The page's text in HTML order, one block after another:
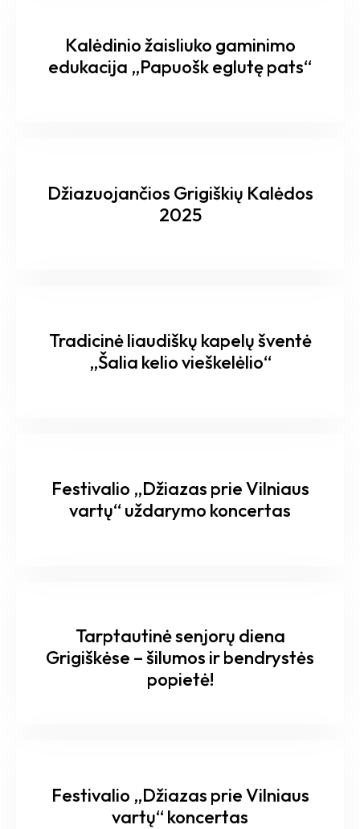
Kalėdinio žaisliuko gaminimo
edukacija „Papuošk eglutę pats“
Džiazuojančios Grigiškių Kalėdos
2025
Tradicinė liaudiškų kapelų šventė
„Šalia kelio vieškelėlio“
Festivalio „Džiazas prie Vilniaus
vartų“ uždarymo koncertas
Tarptautinė senjorų diena
Grigiškėse – šilumos ir bendrystės
popietė!
Festivalio „Džiazas prie Vilniaus
vartų“ koncertas